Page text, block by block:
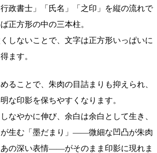
政書士」「氏名」「之印」を縦の流れで
正方形の中の三本柱。
しないことで、文字は正方形いっぱいに
ます。
ることで、朱肉の目詰まりも抑えられ、
な印影を保ちやすくなります。
なやかに伸び、余白は余白として生き、
が生む「墨だまり」——微細な凹凸が朱肉
の深い表情——がそのまま印影に現れま